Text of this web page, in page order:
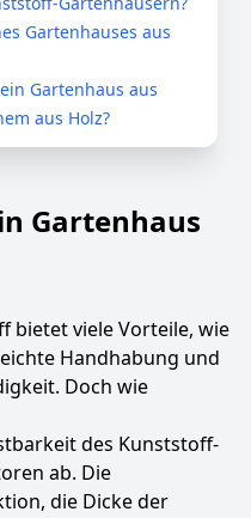
Gartenhauses aus
Gartenhaus aus
aus Holz?
Gartenhaus
bietet viele Vorteile, wie
Handhabung und
Doch wie
des Kunststoff-
ab. Die
die Dicke der